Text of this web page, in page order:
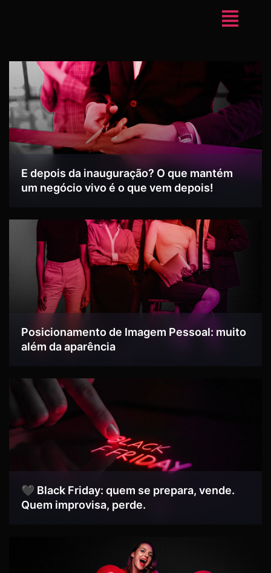
E depois da inauguração? O que mantém
um negócio vivo é o que vem depois!
Posicionamento de Imagem Pessoal: muito
além da aparência
🖤 Black Friday: quem se prepara, vende.
Quem improvisa, perde.